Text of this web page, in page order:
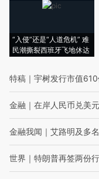
“入侵”还是“人道危机” 难
民潮撕裂西班牙飞地休达
特稿 ｜ 宇树发行市值
金融 ｜ 在岸人民币兑美
金融我闻 ｜ 艾路明及多
世界 ｜ 特朗普再签两份